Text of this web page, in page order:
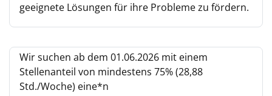
geeignete Lösungen für ihre Probleme zu fördern.
Wir suchen ab dem 01.06.2026 mit einem
Stellenanteil von mindestens 75% (28,88
Std./Woche) eine*n